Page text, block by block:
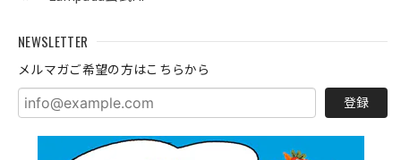
NEWSLETTER
メルマガご希望の方はこちらから
登録